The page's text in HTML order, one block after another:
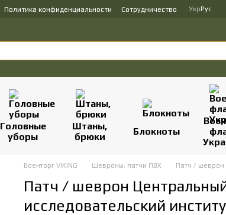
Политика конфиденциальности Сотрудничество УкрРус
Головные
уборы
Штаны,
брюки
Блокноты
Военторг VIKING Шевроны, патчи ПВХ Патч / шеврон
Патч / шеврон
исследовательский